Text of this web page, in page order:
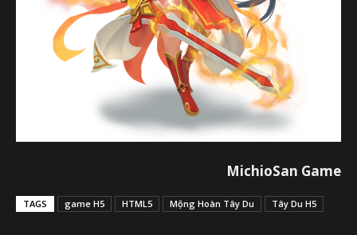
MichioSan Game
TAGS game H5 HTML5 Mộng Hoàn Tây Du Tây Du H5